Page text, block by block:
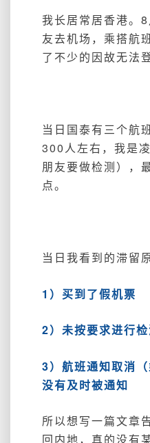
我长居常居香港。
友去机场，乘搭航
了不少的因故无法
当日国泰有三个航
300人左右，我是
朋友要做检测），
点。
当日我看到的滞留
1）买到了假机票
2）未按要求进行
3）航班通知取消
没有及时被通知
所以想写一篇文章
回内地，真的没有